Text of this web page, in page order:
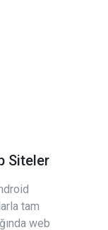
Siteler
tam
web